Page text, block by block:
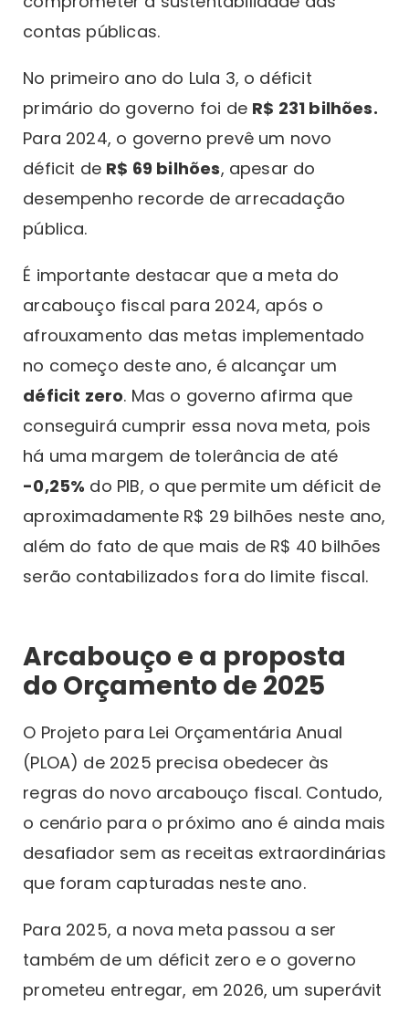
contas públicas.
No primeiro ano do Lula 3, o déficit
primário do governo foi de R$ 231 bilhões.
Para 2024, o governo prevê um novo
déficit de R$ 69 bilhões, apesar do
desempenho recorde de arrecadação
pública.
É importante destacar que a meta do
arcabouço fiscal para 2024, após o
afrouxamento das metas implementado
no começo deste ano, é alcançar um
déficit zero. Mas o governo afirma que
conseguirá cumprir essa nova meta, pois
há uma margem de tolerância de até
-0,25% do PIB, o que permite um déficit de
aproximadamente R$ 29 bilhões neste ano,
além do fato de que mais de R$ 40 bilhões
serão contabilizados fora do limite fiscal.
Arcabouço e a proposta
do Orçamento de 2025
O Projeto para Lei Orçamentária Anual
(PLOA) de 2025 precisa obedecer às
regras do novo arcabouço fiscal. Contudo,
o cenário para o próximo ano é ainda mais
desafiador sem as receitas extraordinárias
que foram capturadas neste ano.
Para 2025, a nova meta passou a ser
também de um déficit zero e o governo
prometeu entregar, em 2026, um superávit